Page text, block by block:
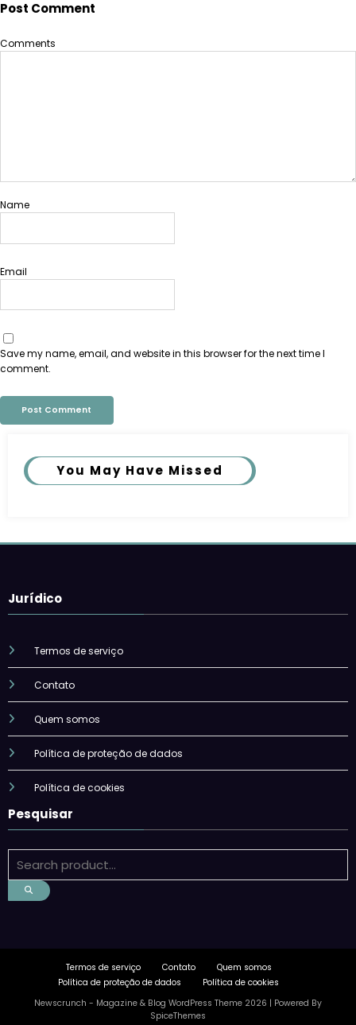
Post Comment
Comments
Name
Email
Save my name, email, and website in this browser for the next time I
comment.
You May Have Missed
Jurídico
Termos de serviço
Contato
Quem somos
Política de proteção de dados
Política de cookies
Pesquisar
Termos de serviço Contato
Quem somos
Política de proteção de dados
Política de cookies
Newscrunch - Magazine & Blog WordPress Theme 2026 | Powered By
SpiceThemes